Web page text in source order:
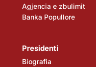
Agjencia e zbulimit
Banka Popullore
Presidenti
Biografia